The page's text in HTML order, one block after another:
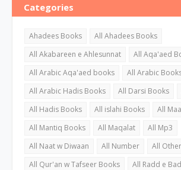
Categories
Ahadees Books
All Ahadees Books
All Akabareen e Ahlesunnat
All Aqa'aed
All Arabic Aqa'aed books
All Arabic
All Arabic Hadis Books
All Darsi Books
All Hadis Books
All islahi Books
All
All Mantiq Books
All Maqalat
All Mp3
All Naat w Diwaan
All Number
All
All Qur'an w Tafseer Books
All Radd e